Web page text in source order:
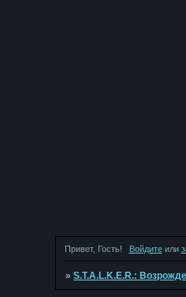
Привет, Гость! Войдитеили
»S.T.A.L.K.E.R.: